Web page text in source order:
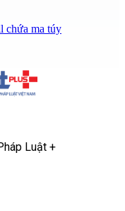
chứa ma túy
Luật +